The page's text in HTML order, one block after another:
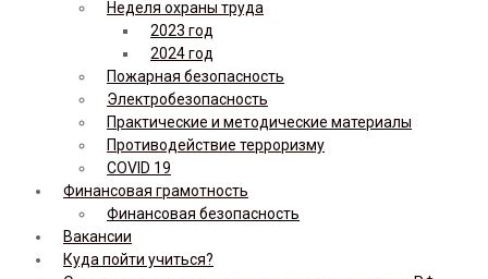
Неделя охраны труда
2023 год
2024 год
Пожарная безопасность
Электробезопасность
Практические и методические материалы
Противодействие терроризму
COVID 19
Финансовая грамотность
Финансовая безопасность
Вакансии
Куда пойти учиться?